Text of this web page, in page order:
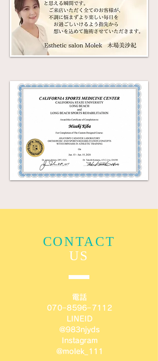
CONTACT
US
電話
070−8596−7112
LINEID
@983njyds
Instagram
@molek_111